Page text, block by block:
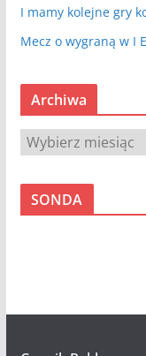
I mamy kolejne gry
Mecz o wygraną w I
Archiwa
A
r
c
SONDA